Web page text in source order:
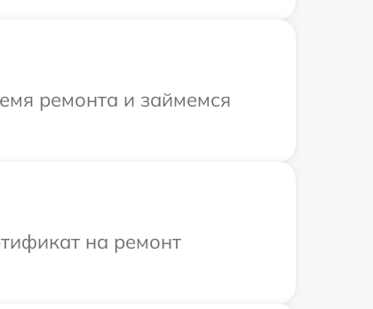
ремонта и займемся
на ремонт